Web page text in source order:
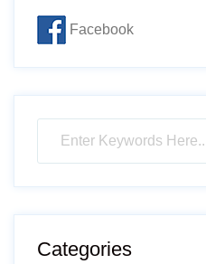
Facebook
Categories